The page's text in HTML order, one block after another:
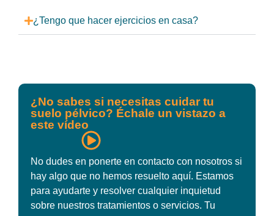
¿Tengo que hacer ejercicios en casa?
¿No sabes si necesitas cuidar tu
suelo pélvico? Échale un vistazo a
este vídeo
No dudes en ponerte en contacto con nosotros si
hay algo que no hemos resuelto aquí. Estamos
para ayudarte y resolver cualquier inquietud
sobre nuestros tratamientos o servicios. Tu